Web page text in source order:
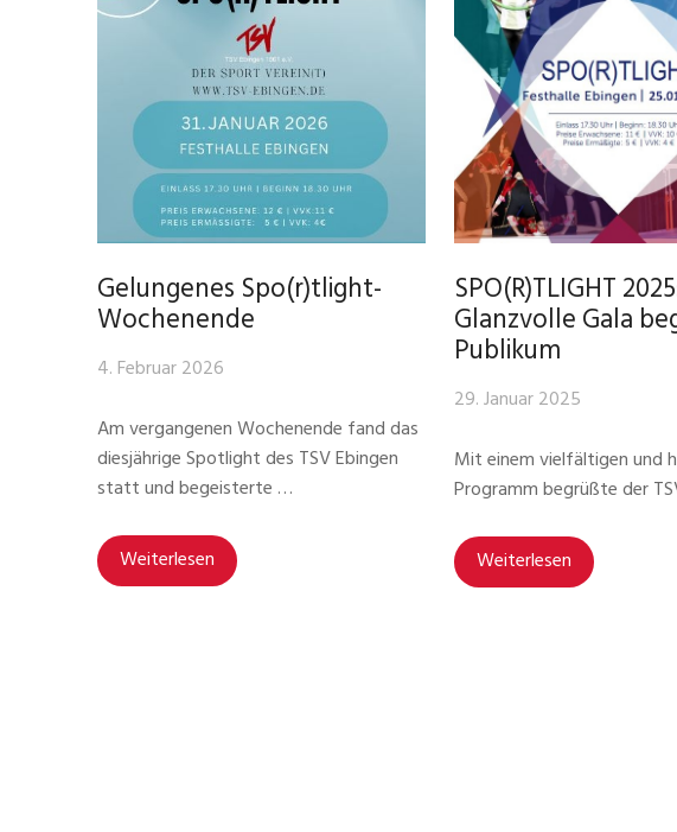
Gelungenes Spo(r)tlight-
Wochenende
4. Februar 2026
Am vergangenen Wochenende fand das
diesjährige Spotlight des TSV Ebingen
statt und begeisterte …
Weiterlesen
SPO(R)TLIGHT
Glanzvolle Gala
Publikum
29. Januar 2025
Mit einem vielfältigen und
Programm begrüßte der
Weiterlesen